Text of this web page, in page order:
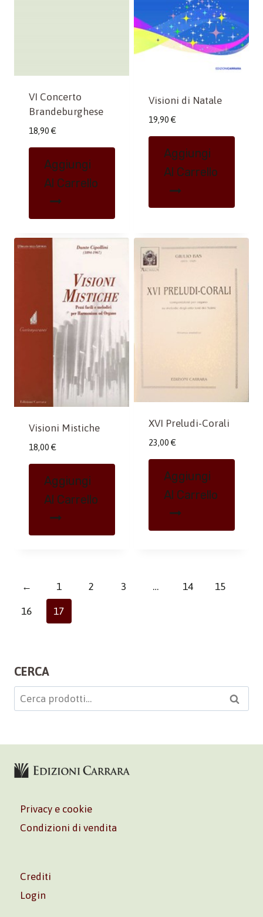
VI Concerto
Brandeburghese
18,90 €
Aggiungi
Al Carrello
Visioni di Natale
19,90 €
Aggiungi
Al Carrello
Visioni Mistiche
18,00 €
Aggiungi
Al Carrello
XVI Preludi-Corali
23,00 €
Aggiungi
Al Carrello
← 1 2 3 … 14 15
16 17
CERCA
Cerca: Cerca
Privacy e cookie
Condizioni di vendita
Crediti
Login